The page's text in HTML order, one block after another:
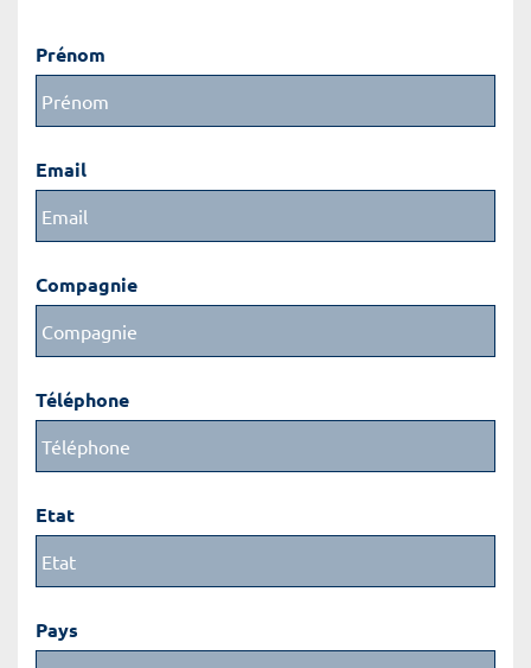
Prénom
Email
Compagnie
Téléphone
Etat
Pays